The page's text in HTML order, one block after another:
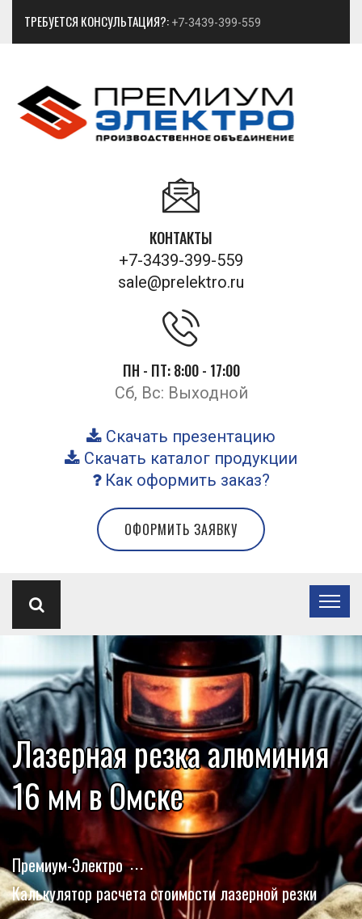
ТРЕБУЕТСЯ КОНСУЛЬТАЦИЯ?: +7-3439-399-559
КОНТАКТЫ
+7-3439-399-559
sale@prelektro.ru
ПН - ПТ: 8:00 - 17:00
Сб, Вс: Выходной
Скачать презентацию
Скачать каталог продукции
Как оформить заказ?
ОФОРМИТЬ ЗАЯВКУ
Лазерная резка алюминия
16 мм в Омске
Премиум-Электро
Калькулятор расчета стоимости лазерной резки